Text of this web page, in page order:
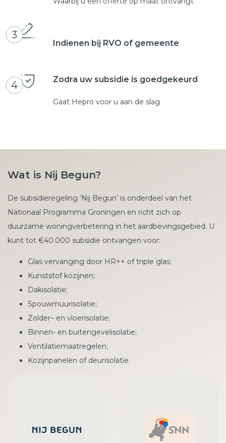
3
Indienen bij RVO of gemeente
4 Zodra uw subsidie is goedgekeurd
Gaat Hepro voor u aan de slag
Wat is Nij Begun?
De subsidieregeling ‘Nij Begun’ is onderdeel van het
Nationaal Programma Groningen en richt zich op
duurzame woningverbetering in het aardbevingsgebied. U
kunt tot €40.000 subsidie ontvangen voor:
Glas vervanging door HR++ of triple glas;
Kunststof kozijnen;
Dakisolatie;
Spouwmuurisolatie;
Zolder– en vloerisolatie;
Binnen- en buitengevelisolatie;
Ventilatiemaatregelen;
Kozijnpanelen of deurisolatie.